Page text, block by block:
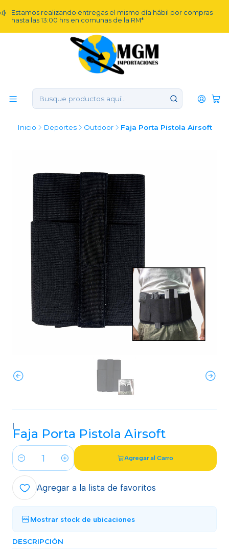
Estamos realizando entregas el mismo día hábil por compras
hasta las 13:00 hrs en comunas de la RM*
Inicio Deportes Outdoor Faja Porta Pistola Airsoft
|
Faja Porta Pistola Airsoft
Cantidad
Agregar al Carro
Agregar a la lista de favoritos
Mostrar stock de ubicaciones
DESCRIPCIÓN